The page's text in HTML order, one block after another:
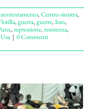
annientamento,Centro-sinistra,
,guerra,guerre,Iran,
,repressione,resistenza,
Usa | 0 Commenti